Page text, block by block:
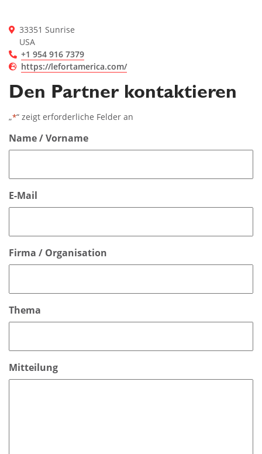
33351 Sunrise
USA
+1 954 916 7379
https://lefortamerica.com/
Den Partner kontaktieren
„*“ zeigt erforderliche Felder an
Name / Vorname
E-Mail
Firma / Organisation
Thema
Mitteilung